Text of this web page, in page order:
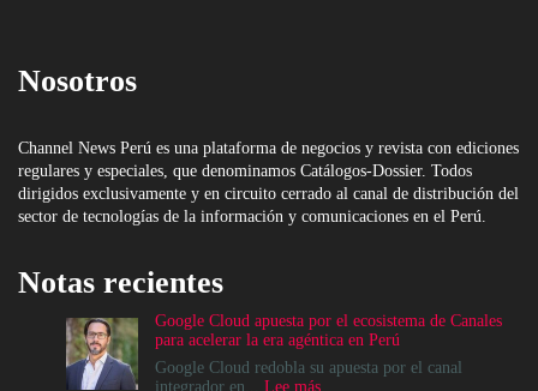
Nosotros
Channel News Perú es una plataforma de negocios y revista con ediciones
regulares y especiales, que denominamos Catálogos-Dossier. Todos
dirigidos exclusivamente y en circuito cerrado al canal de distribución del
sector de tecnologías de la información y comunicaciones en el Perú.
Notas recientes
Google Cloud apuesta por el ecosistema de Canales
para acelerar la era agéntica en Perú
Google Cloud redobla su apuesta por el canal
integrador en... Lee más: